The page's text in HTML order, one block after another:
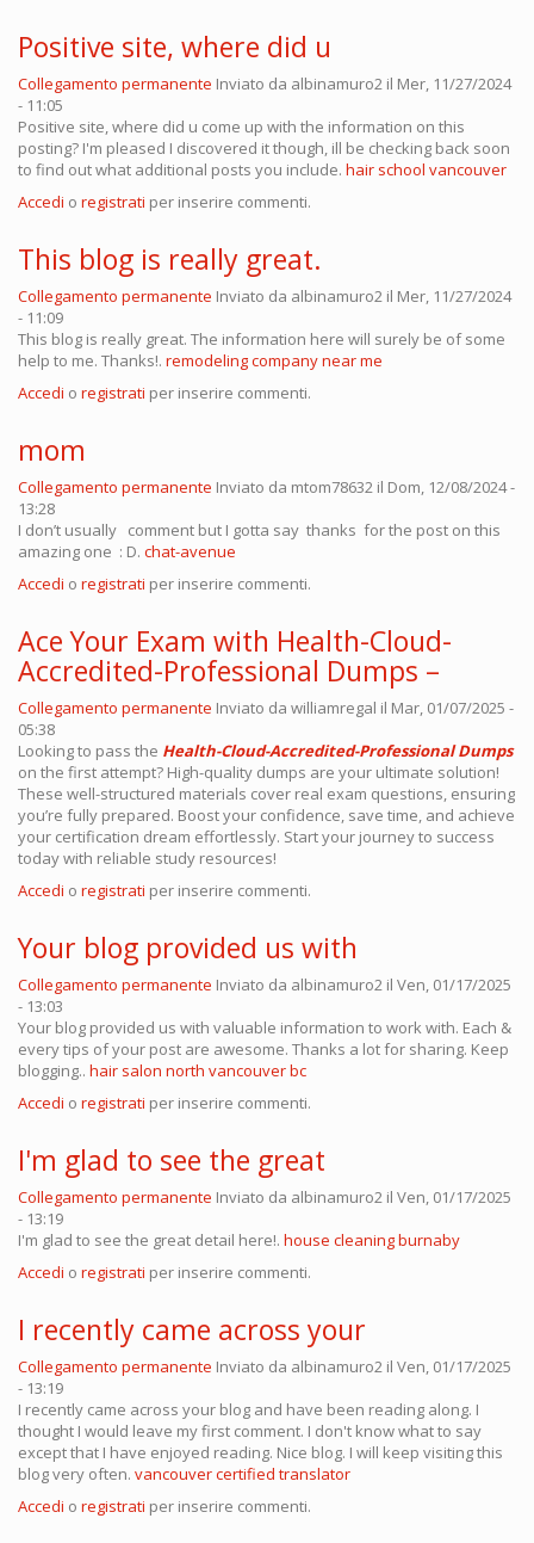
Positive site, where did u
Collegamento permanente Inviato da albinamuro2 il Mer, 11/27/2024
- 11:05
Positive site, where did u come up with the information on this
posting? I'm pleased I discovered it though, ill be checking back soon
to find out what additional posts you include. hair school vancouver
Accedi o registrati per inserire commenti.
This blog is really great.
Collegamento permanente Inviato da albinamuro2 il Mer, 11/27/2024
- 11:09
This blog is really great. The information here will surely be of some
help to me. Thanks!. remodeling company near me
Accedi o registrati per inserire commenti.
mom
Collegamento permanente Inviato da mtom78632 il Dom, 12/08/2024 -
13:28
I don’t usually comment but I gotta say thanks for the post on this
amazing one : D. chat-avenue
Accedi o registrati per inserire commenti.
Ace Your Exam with Health-Cloud-
Accredited-Professional Dumps –
Collegamento permanente Inviato da williamregal il Mar, 01/07/2025 -
05:38
Looking to pass the Health-Cloud-Accredited-Professional Dumps
on the first attempt? High-quality dumps are your ultimate solution!
These well-structured materials cover real exam questions, ensuring
you’re fully prepared. Boost your confidence, save time, and achieve
your certification dream effortlessly. Start your journey to success
today with reliable study resources!
Accedi o registrati per inserire commenti.
Your blog provided us with
Collegamento permanente Inviato da albinamuro2 il Ven, 01/17/2025
- 13:03
Your blog provided us with valuable information to work with. Each &
every tips of your post are awesome. Thanks a lot for sharing. Keep
blogging.. hair salon north vancouver bc
Accedi o registrati per inserire commenti.
I'm glad to see the great
Collegamento permanente Inviato da albinamuro2 il Ven, 01/17/2025
- 13:19
I'm glad to see the great detail here!. house cleaning burnaby
Accedi o registrati per inserire commenti.
I recently came across your
Collegamento permanente Inviato da albinamuro2 il Ven, 01/17/2025
- 13:19
I recently came across your blog and have been reading along. I
thought I would leave my first comment. I don't know what to say
except that I have enjoyed reading. Nice blog. I will keep visiting this
blog very often. vancouver certified translator
Accedi o registrati per inserire commenti.